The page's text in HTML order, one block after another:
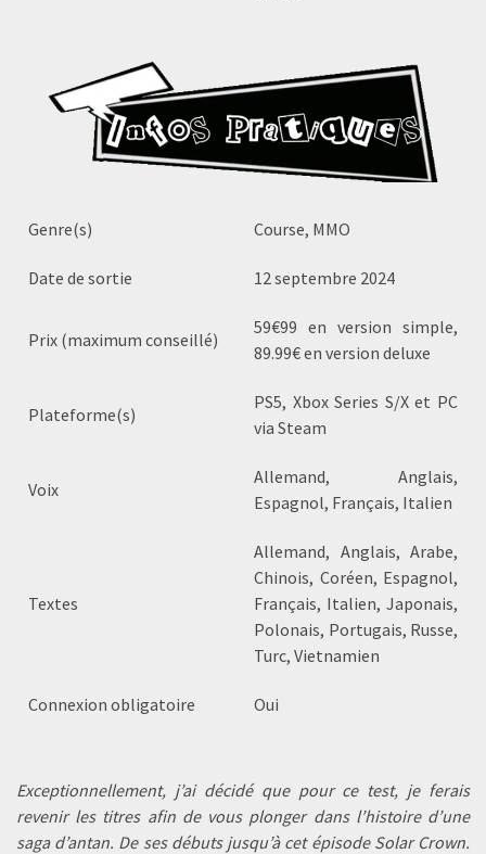
Genre(s) Course, MMO
Date de sortie 12 septembre 2024
Prix (maximum conseillé)
59€99 en version simple,
89.99€ en version deluxe
Plateforme(s)
PS5, Xbox Series S/X et PC
via Steam
Voix
Allemand, Anglais,
Espagnol, Français, Italien
Textes
Allemand, Anglais, Arabe,
Chinois, Coréen, Espagnol,
Français, Italien, Japonais,
Polonais, Portugais, Russe,
Turc, Vietnamien
Connexion obligatoire Oui
Exceptionnellement, j’ai décidé que pour ce test, je ferais
revenir les titres afin de vous plonger dans l’histoire d’une
saga d’antan. De ses débuts jusqu’à cet épisode Solar Crown.